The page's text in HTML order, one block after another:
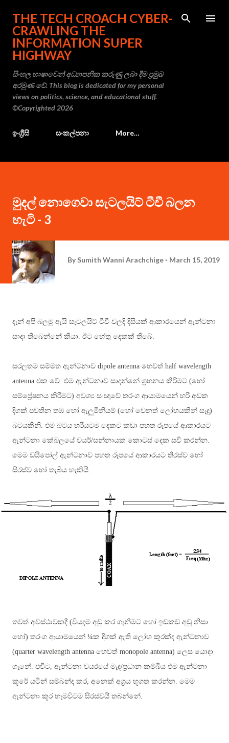
Skip to main content
THE TECH CROACH CYBER-
CRAWLING THE
INFORMATION SUPER
HIGHWAY
සිංහල භාෂාවෙන් අධ්‍යාපනික කරුණු ලබා දීම ප්‍රමුඛ
අරමුණ වේ. This blog is dedicated for my personal
views on politics, science, and educational stuff.
©Copyrighted 2026
ඉංග්‍රීසි සංකල්පනා More…
මුදල් නොගෙවා සැටලයිට් ටීවී බලන
හැටි - 3
By Sumith Wanni Arachchige March 15, 2019
දැන් අපි බලමු ඇයි සැටලයිට් ටීවී වලදී දීසියක් ආකාරයෙන් ඇන්ටනා
සාදා තිබෙන්නේ කියා. ඊට හේතු දෙකක් තිබේ.
සරලතම සම්මත ඇන්ටනාව dipole antenna හෙවත් half wavelength
antenna එක වේ. එම ඇන්ටනාව සාදන්නේ ග්‍රහනය කිරීමට (හෝ
සම්ප්‍රේෂනය කිරීමට) අවශ්‍ය සංඥාවේ තරංග ආයාමයෙන් හරි අඩක
දිගක් පවතින තඹ හෝ ඇලුමිනියම් (හෝ වෙනත් ලෝහයකින් සෑදූ)
බටයකිනි. එම බටය හරියටම දෙකට කඩා පහත රූපයේ ආකාරයට
ඇන්ටනා කේබලයේ වයර්/සන්නායක කොටස් දෙක සවි කරන්න.
මෙම ඩයිපෝල් ඇන්ටනාව පහත රූපයේ ආකාරයට තිරස්ව හෝ
සිරස්ව හෝ තැබිය හැකියි.
තවත් අවස්ථාවකදී (වියදම අඩු කර ගැනීමට හෝ ඉඩකඩ අඩු නිසා
හෝ) තරංග ආයාමයෙන් ¼ක දිගක් ඇති ලෝහ කූරක්ද ඇන්ටනාව
(quarter wavelength antenna හෙවත් monopole antenna) ලෙස යොදා
ගැනේ. එවිට, ඇන්ටනා වයරයේ මැද/ප්‍රධාන කම්බිය එම ඇන්ටනා
කූරේ යටින් සම්බන්ද කර, අනෙක් අග්‍රය භූගත කරන්න. මෙම
ඇන්ටනා කූර හැමවිටම සිරස්වයි තබන්නේ.